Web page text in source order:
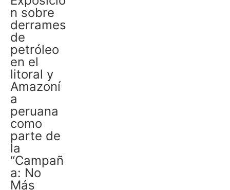
n sobre
derrames
de
petróleo
en el
litoral y
Amazoní
a
peruana
como
parte de
la
“Campañ
a: No
Más